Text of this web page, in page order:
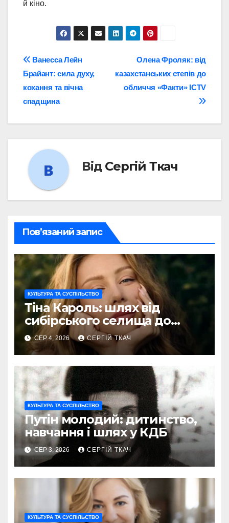
й кіно.
Навігація
записів
Олена Фроляк: від
казахстанських степів до
обличчя «Факти» ICTV
Ванесса Лейн
Брайант: сила духу,
кохання та вічна
спадщина
Від Сергій Ткач
Пов’язаний запис
КУЛЬТУРА ТА СУСПІЛЬСТВО
Тіна Кароль: шлях від
сибірського селища до
голосу України
СЕР 4, 2026 СЕРГІЙ ТКАЧ
КУЛЬТУРА ТА СУСПІЛЬСТВО
Путін молодий: дитинство,
навчання і шлях у КДБ
СЕР 3, 2026 СЕРГІЙ ТКАЧ
КУЛЬТУРА ТА СУСПІЛЬСТВО